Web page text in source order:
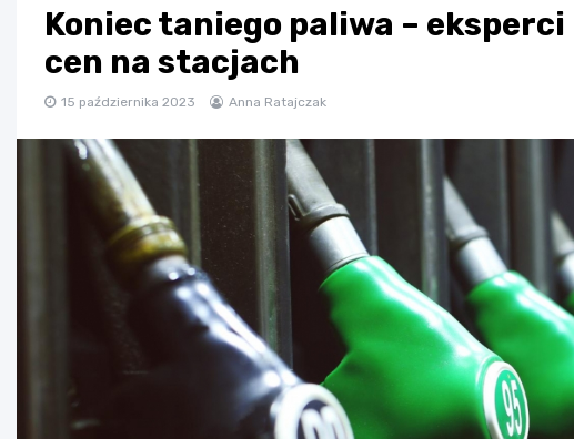
Koniec taniego paliwa –
cen na stacjach
15 października 2023 Anna Ratajczak